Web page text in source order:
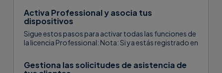
Activa Professional y asocia tus
dispositivos
Sigue estos pasos para activar todas las funciones de
la licencia Professional: Nota: Si ya estás registrado en
Gestiona las solicitudes de asistencia de